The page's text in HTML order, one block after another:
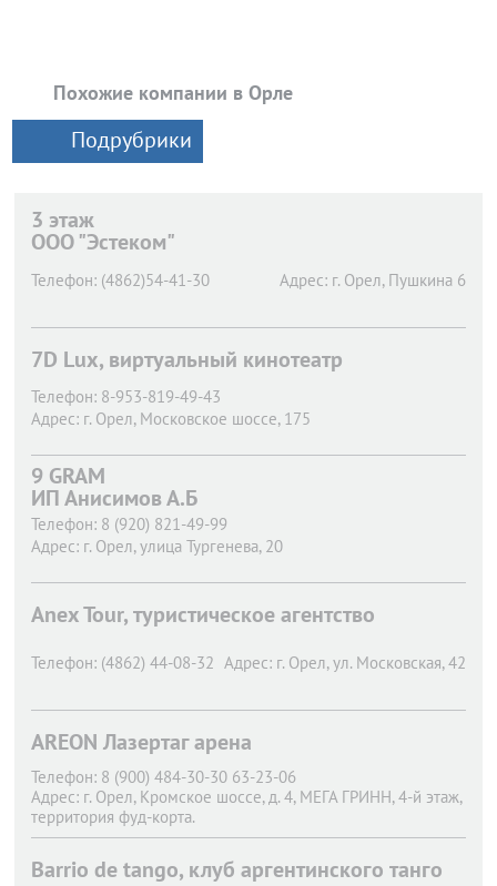
Похожие компании в Орле
Подрубрики
3 этаж
ООО "Эстеком"
Телефон: (4862)54-41-30 Адрес: г. Орел, Пушкина 6
7D Lux, виртуальный кинотеатр
Телефон: 8-953-819-49-43
Адрес: г. Орел, Московское шоссе, 175
9 GRAM
ИП Анисимов А.Б
Телефон: 8 (920) 821-49-99
Адрес: г. Орел, улица Тургенева, 20
Anex Tour, туристическое агентство
Телефон: (4862) 44-08-32 Адрес: г. Орел, ул. Московская, 42
AREON Лазертаг арена
Телефон: 8 (900) 484-30-30 63-23-06
Адрес: г. Орел, Кромское шоссе, д. 4, МЕГА ГРИНН, 4-й этаж,
территория фуд-корта.
Barrio de tango, клуб аргентинского танго